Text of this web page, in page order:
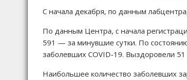
С начала декабря, по данным
По данным Центра, с начала
591 — за минувшие сутки. По
заболевших COVID-19. Выздоровели
Наибольшее количество заболевших